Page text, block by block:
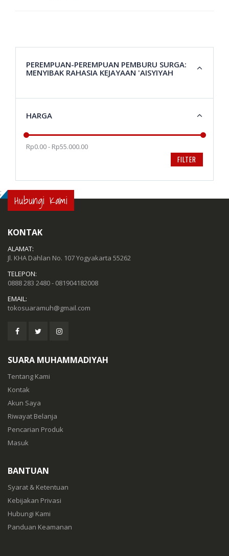
PEREMPUAN-PEREMPUAN PEMBURU SURGA:
MENYIBAK RAHASIA KEJAYAAN 'AISYIYAH
HARGA
Rp0.00 - Rp55.000.00
FILTER
; Hubungi Kami
KONTAK
ALAMAT:
Jl. KHA Dahlan No. 107 Yogyakarta 55262
TELEPON:
0888 283 2480 - 081904182008
EMAIL:
tokosuaramuh@gmail.com
SUARA MUHAMMADIYAH
Tentang Kami
Kontak
Akun Saya
Riwayat Belanja
Pencarian Produk
Masuk
BANTUAN
Syarat & Ketentuan
Kebijakan Privasi
Hubungi Kami
Panduan Keamanan